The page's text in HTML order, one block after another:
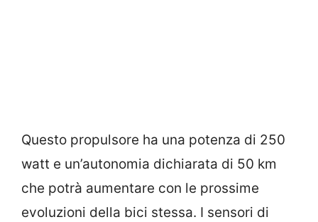
Questo propulsore ha una potenza di 250
watt e un’autonomia dichiarata di 50 km
che potrà aumentare con le prossime
evoluzioni della bici stessa. I sensori di